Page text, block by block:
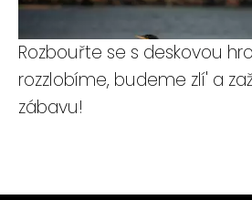
Rozbouřte se s deskovou
rozzlobíme, budeme zlí' a
zábavu!